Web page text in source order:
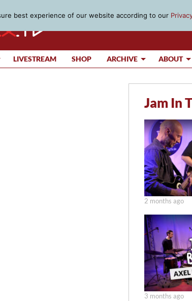
LIVESTREAM SHOP ARCHIVE ABOUT
Jam In
2 months ago
3 months ago
best experience of our website according to our